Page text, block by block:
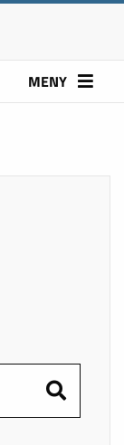
MENY